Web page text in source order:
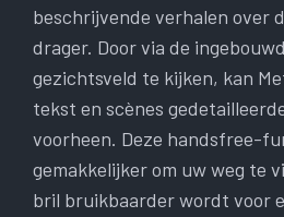
beschrijvende verhalen over
drager. Door via de
gezichtsveld te kijken, kan
tekst en scènes
voorheen. Deze handsfree-
gemakkelijker om uw weg te
bril bruikbaarder wordt voor